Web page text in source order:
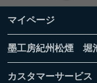
マイページ
墨工房紀州松煙 堀
カスタマーサービス